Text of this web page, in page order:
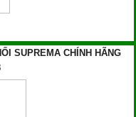
SUPREMA CHÍNH HÃNG